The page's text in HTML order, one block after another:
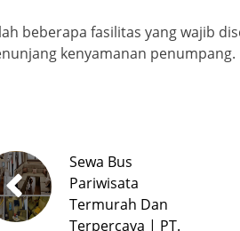
beberapa fasilitas yang wajib
kenyamanan penumpang.
Sewa Bus
Pariwisata
Termurah Dan
Terpercaya | PT.